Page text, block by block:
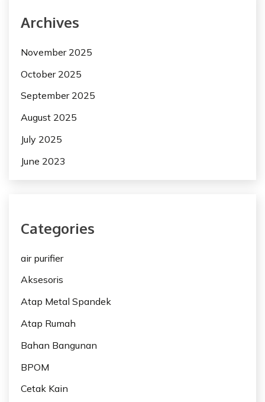
Archives
November 2025
October 2025
September 2025
August 2025
July 2025
June 2023
Categories
air purifier
Aksesoris
Atap Metal Spandek
Atap Rumah
Bahan Bangunan
BPOM
Cetak Kain